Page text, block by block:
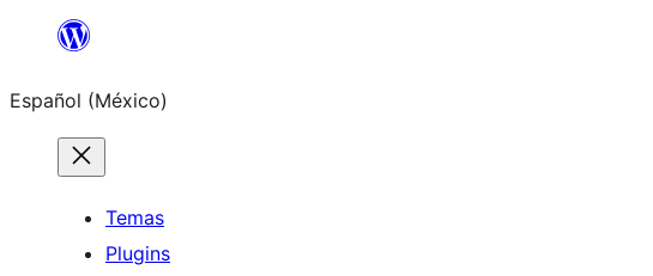
Saltar
contenido
Español (México)
Temas
Plugins